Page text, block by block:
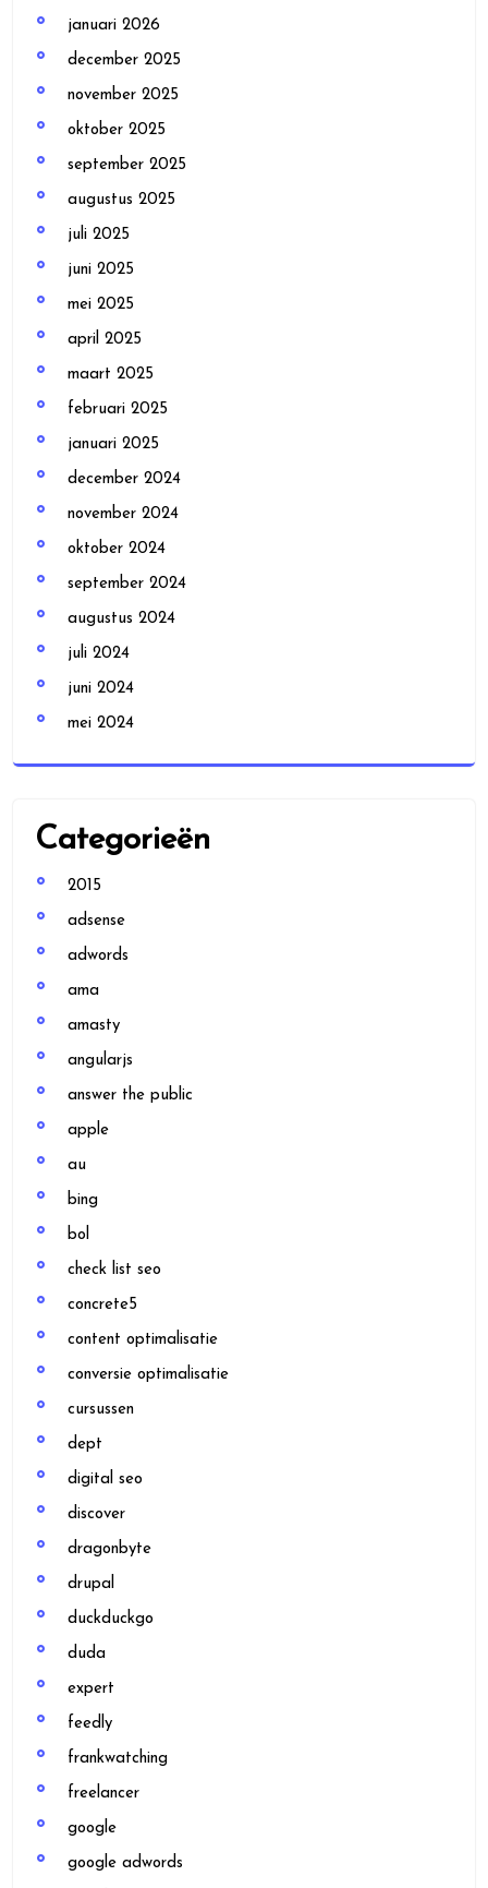
januari 2026
december 2025
november 2025
oktober 2025
september 2025
augustus 2025
juli 2025
juni 2025
mei 2025
april 2025
maart 2025
februari 2025
januari 2025
december 2024
november 2024
oktober 2024
september 2024
augustus 2024
juli 2024
juni 2024
mei 2024
Categorieën
2015
adsense
adwords
ama
amasty
angularjs
answer the public
apple
au
bing
bol
check list seo
concrete5
content optimalisatie
conversie optimalisatie
cursussen
dept
digital seo
discover
dragonbyte
drupal
duckduckgo
duda
expert
feedly
frankwatching
freelancer
google
google adwords